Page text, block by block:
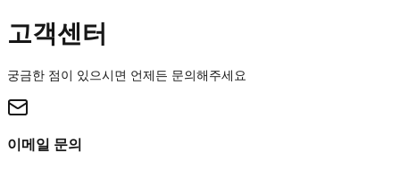
고객센터
궁금한 점이 있으시면 언제든 문의해주세요
이메일 문의